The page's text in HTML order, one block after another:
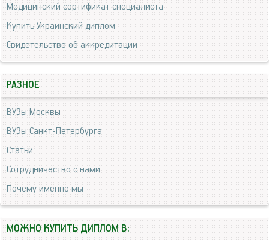
Медицинский сертификат специалиста
Купить Украинский диплом
Свидетельство об аккредитации
РАЗНОЕ
ВУЗы Москвы
ВУЗы Санкт-Петербурга
Статьи
Сотрудничество с нами
Почему именно мы
МОЖНО КУПИТЬ ДИПЛОМ В: